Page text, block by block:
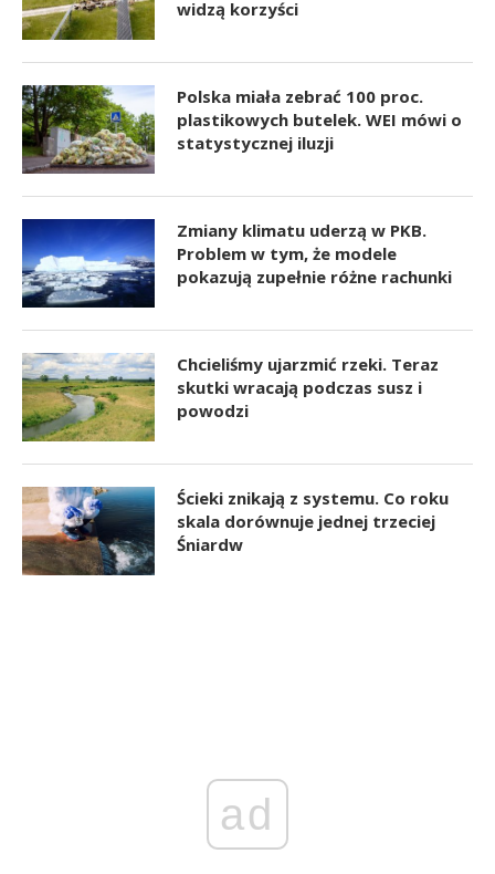
widzą korzyści
Polska miała zebrać 100 proc.
plastikowych butelek. WEI mówi o
statystycznej iluzji
Zmiany klimatu uderzą w PKB.
Problem w tym, że modele
pokazują zupełnie różne rachunki
Chcieliśmy ujarzmić rzeki. Teraz
skutki wracają podczas susz i
powodzi
Ścieki znikają z systemu. Co roku
skala dorównuje jednej trzeciej
Śniardw
ad